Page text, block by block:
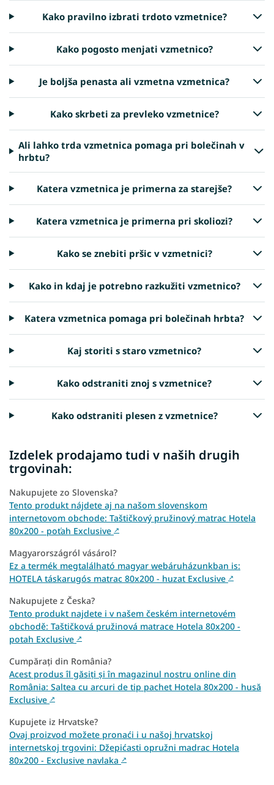
Kako pravilno izbrati trdoto vzmetnice?
Kako pogosto menjati vzmetnico?
Je boljša penasta ali vzmetna vzmetnica?
Kako skrbeti za prevleko vzmetnice?
Ali lahko trda vzmetnica pomaga pri bolečinah v
hrbtu?
Katera vzmetnica je primerna za starejše?
Katera vzmetnica je primerna pri skoliozi?
Kako se znebiti pršic v vzmetnici?
Kako in kdaj je potrebno razkužiti vzmetnico?
Katera vzmetnica pomaga pri bolečinah hrbta?
Kaj storiti s staro vzmetnico?
Kako odstraniti znoj s vzmetnice?
Kako odstraniti plesen z vzmetnice?
Izdelek prodajamo tudi v naših drugih
trgovinah:
Nakupujete zo Slovenska?
Tento produkt nájdete aj na našom slovenskom
internetovom obchode: Taštičkový pružinový matrac Hotela
80x200 - poťah Exclusive ↗
Magyarországról vásárol?
Ez a termék megtalálható magyar webáruházunkban is:
HOTELA táskarugós matrac 80x200 - huzat Exclusive ↗
Nakupujete z Česka?
Tento produkt najdete i v našem českém internetovém
obchodě: Taštičková pružinová matrace Hotela 80x200 -
potah Exclusive ↗
Cumpărați din România?
Acest produs îl găsiți și în magazinul nostru online din
România: Saltea cu arcuri de tip pachet Hotela 80x200 - husă
Exclusive ↗
Kupujete iz Hrvatske?
Ovaj proizvod možete pronaći i u našoj hrvatskoj
internetskoj trgovini: Džepićasti opružni madrac Hotela
80x200 - Exclusive navlaka ↗